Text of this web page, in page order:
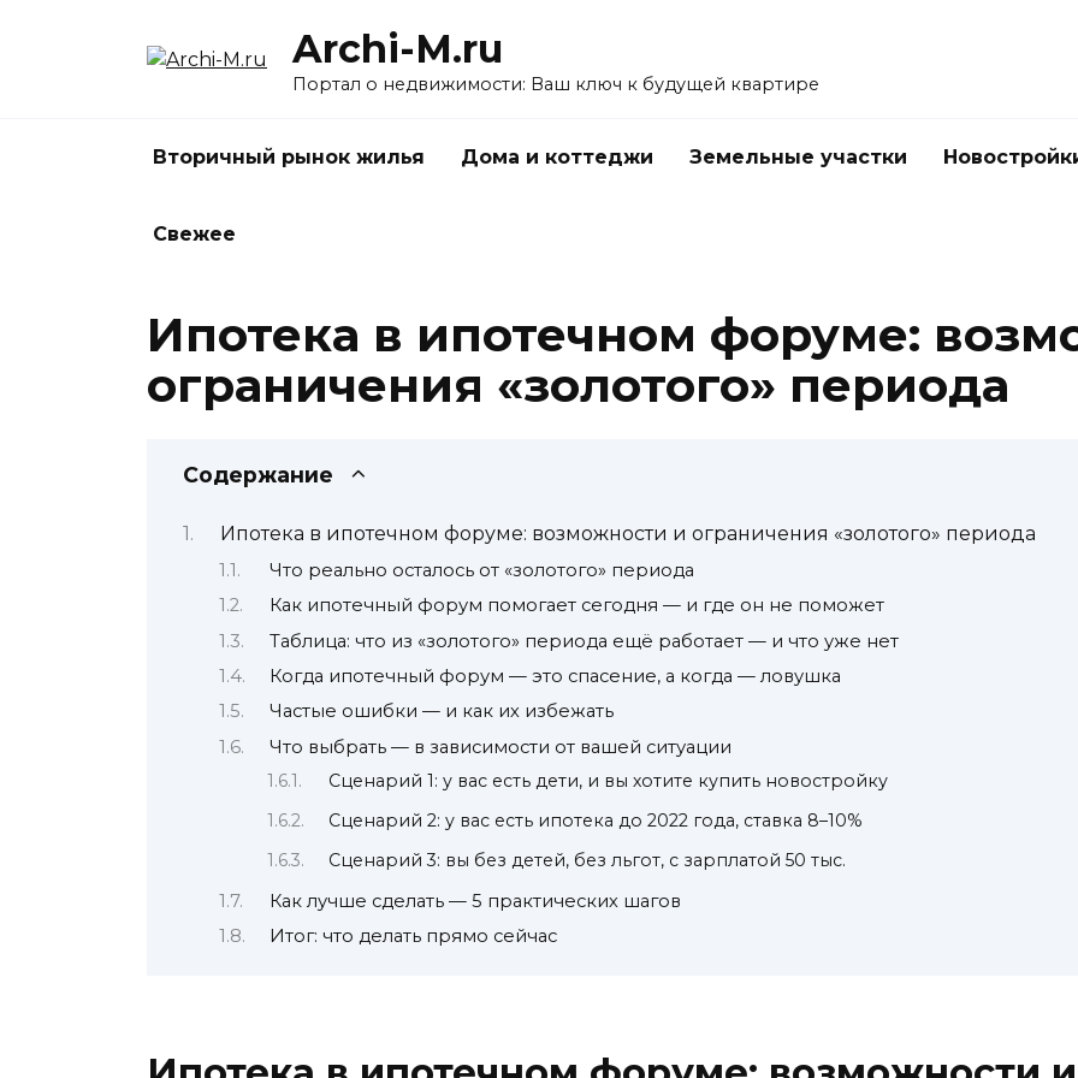
Archi-M.ru
Портал о недвижимости: Ваш ключ к будущей квартире
Вторичный рынок жилья Дома и коттеджи Земельные участки
Свежее
Ипотека в ипотечном форуме:
ограничения «золотого» периода
Содержание
Ипотека в ипотечном форуме: возможности и ограничения «золотого» периода
Что реально осталось от «золотого» периода
Как ипотечный форум помогает сегодня — и где он не поможет
Таблица: что из «золотого» периода ещё работает — и что уже нет
Когда ипотечный форум — это спасение, а когда — ловушка
Частые ошибки — и как их избежать
Что выбрать — в зависимости от вашей ситуации
Сценарий 1: у вас есть дети, и вы хотите купить новостройку
Сценарий 2: у вас есть ипотека до 2022 года, ставка 8–10%
Сценарий 3: вы без детей, без льгот, с зарплатой 50 тыс.
Как лучше сделать — 5 практических шагов
Итог: что делать прямо сейчас